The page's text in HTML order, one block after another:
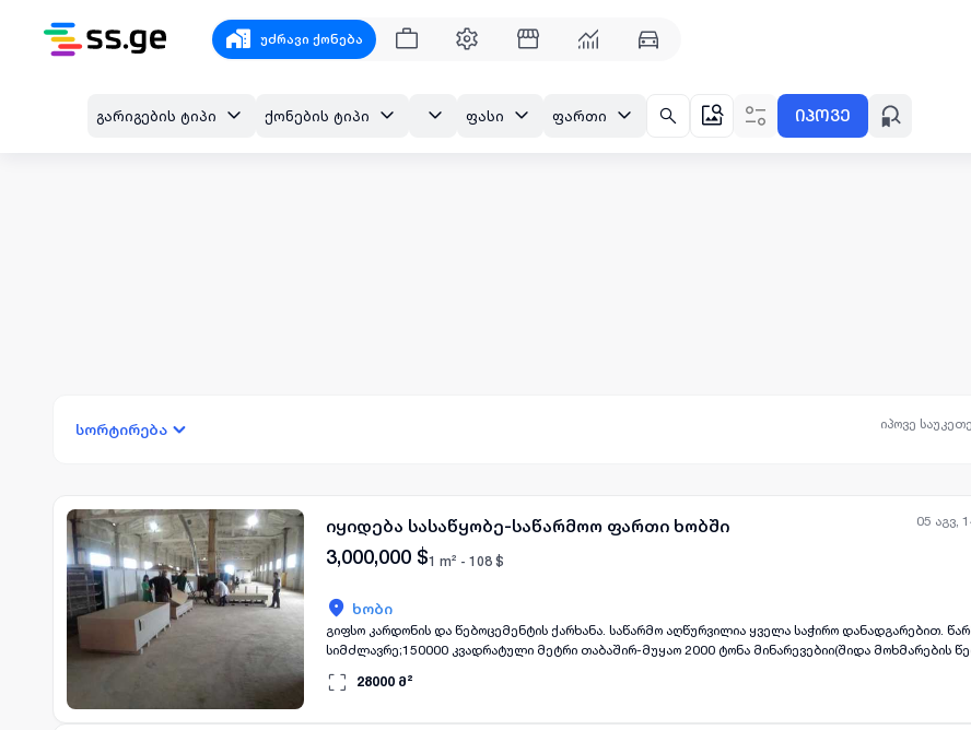
უძრავი ქონება
გარიგების ტიპი ქონების ტიპი ფასი ფართი იპოვე
სორტირება იპოვე
05 აგვ,
ყველა ფოტო+ (7)
იყიდება სასაწყობე-საწარმოო ფართი ხობში
3,000,000 $1 m² - 108 $
ხობი
გიფსო კარდონის და წებოცემენტის ქარხანა. საწარმო აღწურვილია ყველა საჭირო დანადგარებით. წარმოების
სიმძლავრე;150000 კვადრატული მეტრი თაბაშირ-მუყაო 2000 ტონა მინარევებიი(შიდა მოხმარების
გამძლე წებოცემენტი 2 სახის, თვითსწორებადი წებოცემენტი). ტერიტორია არის 28100 მ2 აქედან
ადმინისტრაციული შენობა 6412 მ2 არის საწარმოს შენობა. ასევე არის ქვიშის კარიერი 16 კმში.
28000 მ²